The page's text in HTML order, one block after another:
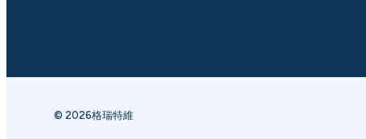
© 2026格瑞特維